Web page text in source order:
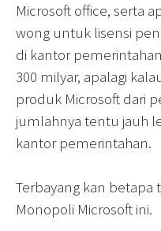
Microsoft office, serta
wong untuk lisensi
di kantor
300 milyar, apalagi
produk Microsoft dari
jumlahnya tentu jauh
kantor pemerintahan.
Terbayang kan betapa
Monopoli Microsoft ini.